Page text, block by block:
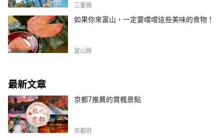
三重縣
如果你來富山，一定要嚐嚐這些美味的食物！
富山縣
最新文章
京都7推薦的賞楓景點
京都府